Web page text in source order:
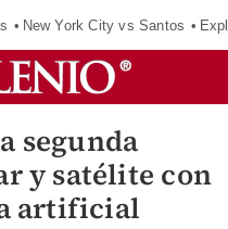
New York City vs Santos
segunda
y satélite con
artificial